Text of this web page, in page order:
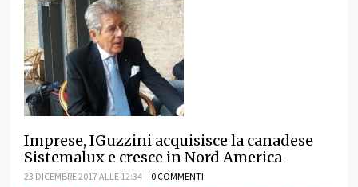
Imprese, IGuzzini acquisisce la canadese
Sistemalux e cresce in Nord America
23 DICEMBRE 2017 ALLE 12:34 0 COMMENTI